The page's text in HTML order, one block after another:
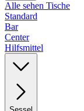
Alle sehen Tische
Standard
Bar
Center
Hilfsmittel